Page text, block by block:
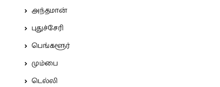
அந்தமான்
புதுச்சேரி
பெங்களூர்
மும்பை
டெல்லி